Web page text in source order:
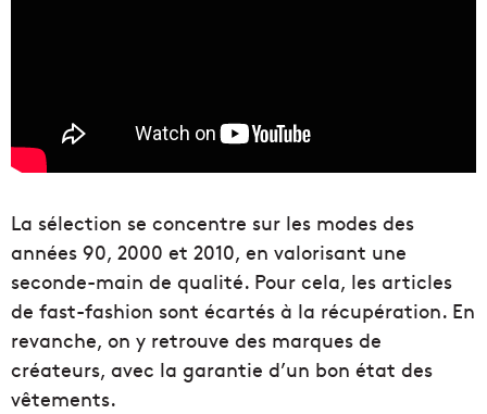
La sélection se concentre sur les modes des
années 90, 2000 et 2010, en valorisant une
seconde-main de qualité. Pour cela, les articles
de fast-fashion sont écartés à la récupération. En
revanche, on y retrouve des marques de
créateurs, avec la garantie d’un bon état des
vêtements.